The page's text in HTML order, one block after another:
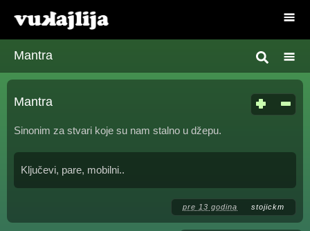
Mantra
Mantra
Sinonim za stvari koje su nam stalno u džepu.
Ključevi, pare, mobilni..
pre 13 godina stojickm